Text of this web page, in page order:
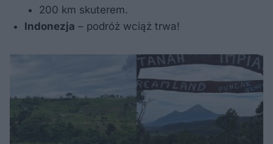
200 km skuterem.
Indonezja – podróż wciąż trwa!